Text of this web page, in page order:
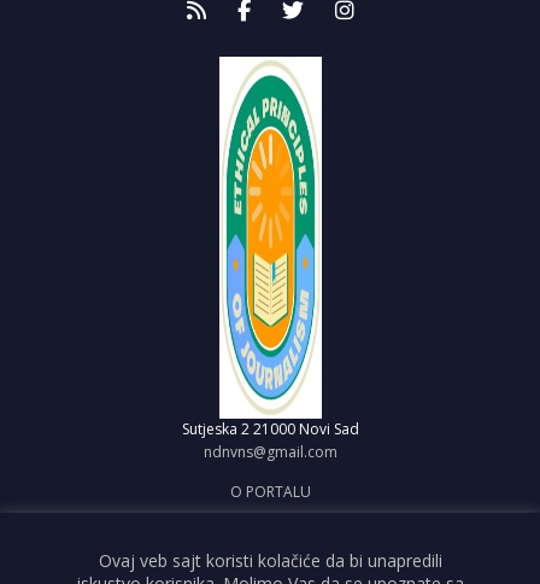
Sutjeska 2 21000 Novi Sad
ndnvns@gmail.com
O PORTALU
OBJAVI VEST
Ovaj veb sajt koristi kolačiće da bi unapredili